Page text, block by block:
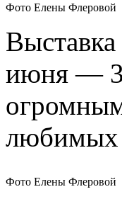
Фото Елены Флеровой
июня — 3
любимых
Фото Елены Флеровой